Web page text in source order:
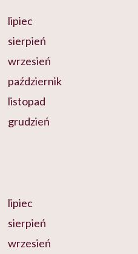
lipiec
sierpień
wrzesień
październik
listopad
grudzień
lipiec
sierpień
wrzesień